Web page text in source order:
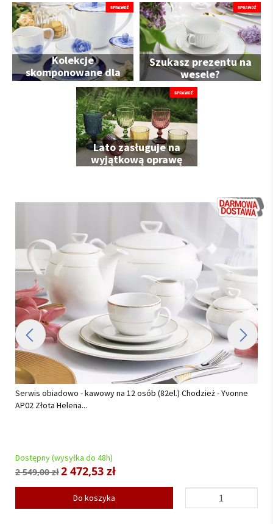
Kolekcje
skomponowane dla
Ciebie
Szukasz prezentu na
wesele?
Lato zasługuje na
wyjątkową oprawę
Serwis obiadowo - kawowy na 12 osób (82el.) Chodzież - Yvonne
AP02 Złota Helena...
Dostępny (wysyłka do 48h)
2 549,00 zł2 472,53 zł
Do koszyka